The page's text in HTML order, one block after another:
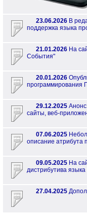
23.06.2026 В
поддержка языка
21.01.2026 На
События"
20.01.2026
программирования
29.12.2025
сайты, веб-
07.06.2025
описание атрибута
09.05.2025 На
дистрибутива
27.04.2025